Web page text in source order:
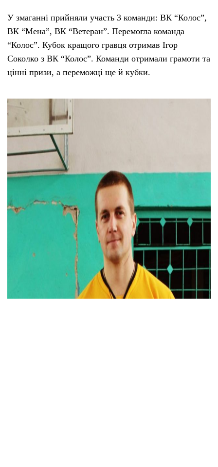
У змаганні прийняли участь 3 команди: ВК “Колос”,
ВК “Мена”, ВК “Ветеран”. Перемогла команда
“Колос”. Кубок кращого гравця отримав Ігор
Соколко з ВК “Колос”. Команди отримали грамоти та
цінні призи, а переможці ще й кубки.